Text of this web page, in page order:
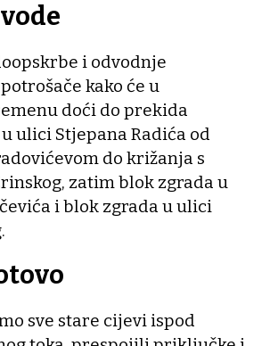
i odvodnje
kako će u
doći do prekida
ulici Stjepana Radića od
do križanja s
zatim blok zgrada u
i blok zgrada u ulici
sve stare cijevi ispod